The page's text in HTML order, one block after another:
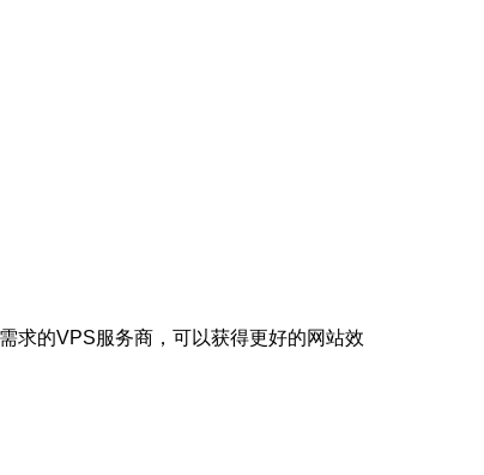
求的VPS服务商，可以获得更好的网站效